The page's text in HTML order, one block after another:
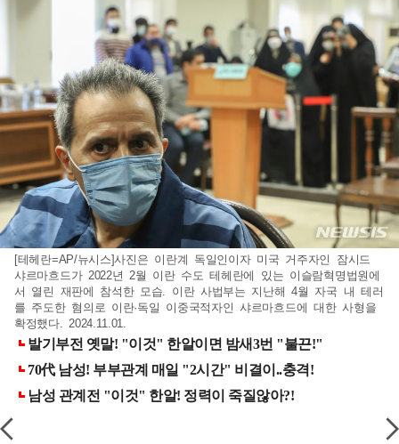
[테헤란=AP/뉴시스]사진은 이란계 독일인이자 미국 거주자인 잠시드
샤르마흐드가 2022년 2월 이란 수도 테헤란에 있는 이슬람혁명법원에
서 열린 재판에 참석한 모습. 이란 사법부는 지난해 4월 자국 내 테러
를 주도한 혐의로 이란·독일 이중국적자인 샤르마흐드에 대한 사형을
확정했다. 2024.11.01.